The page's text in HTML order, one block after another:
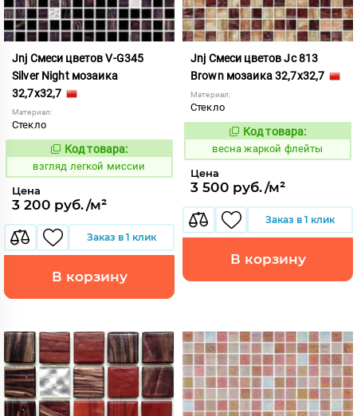
Jnj Смеси цветов V-G345
Silver Night мозаика
32,7x32,7
Материал:
Стекло
130552
Код товара:
взгляд легкой миссии
Цена
3 200 руб./м²
Заказ в 1 клик
В корзину
Jnj Смеси цветов Jc 813
Brown мозаика 32,7x32,7
Материал:
Стекло
97366
Код товара:
весна жаркой флейты
Цена
3 500 руб./м²
Заказ в 1 клик
В корзину